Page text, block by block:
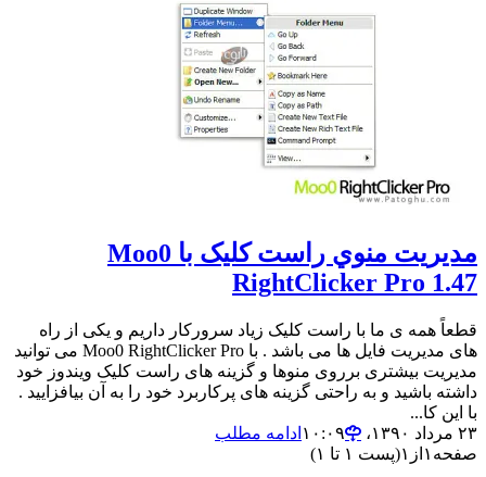
مديريت منوي راست کليک با Moo0
RightClicker Pro 1.47
قطعاً همه ی ما با راست کلیک زیاد سرورکار داریم و یکی از راه
های مدیریت فایل ها می باشد . با Moo0 RightClicker Pro می توانید
مدیریت بیشتری برروی منوها و گزینه های راست کلیک ویندوز خود
داشته باشید و به راحتی گزینه های پرکاربرد خود را به آن بیافزایید .
با این کا...
۲۳ مرداد ۱۳۹۰،‏ ۱۰:۰۹
ادامه مطلب
صفحه ۱ از ۱(پست ۱ تا ۱)